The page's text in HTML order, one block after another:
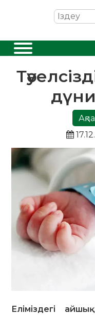
Еліміздегі